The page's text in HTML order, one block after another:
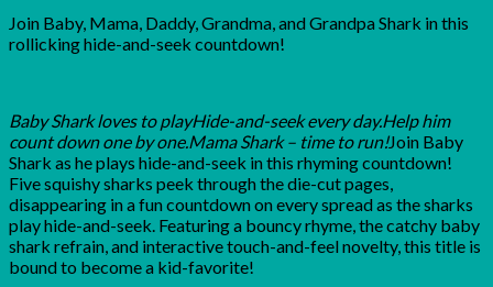
Join Baby, Mama, Daddy, Grandma, and Grandpa Shark in this
rollicking hide-and-seek countdown!
Baby Shark loves to playHide-and-seek every day.Help him
count down one by one.Mama Shark – time to run!Join Baby
Shark as he plays hide-and-seek in this rhyming countdown!
Five squishy sharks peek through the die-cut pages,
disappearing in a fun countdown on every spread as the sharks
play hide-and-seek. Featuring a bouncy rhyme, the catchy baby
shark refrain, and interactive touch-and-feel novelty, this title is
bound to become a kid-favorite!